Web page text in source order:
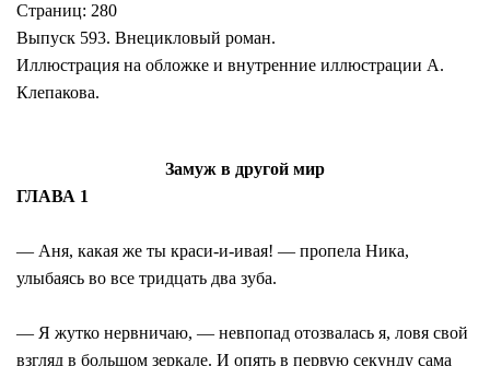
Страниц: 280
Выпуск 593. Внецикловый роман.
Иллюстрация на обложке и внутренние иллюстрации А.
Клепакова.
Замуж в другой мир
ГЛАВА 1
— Аня, какая же ты краси-и-ивая! — пропела Ника,
улыбаясь во все тридцать два зуба.
— Я жутко нервничаю, — невпопад отозвалась я, ловя свой
взгляд в большом зеркале. И опять в первую секунду сама